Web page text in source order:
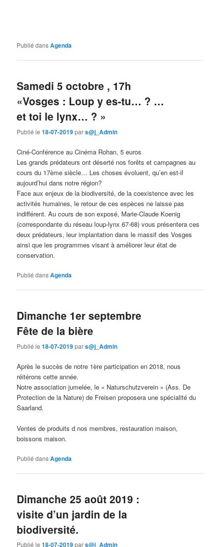
Publié dansAgenda
Samedi 5 octobre , 17h
«Vosges : Loup y es-tu… ? …
et toi le lynx… ? »
Publié le18-07-2019pars@j_Admin
Ciné-Conférence au Cinéma Rohan, 5 euros
Les grands prédateurs ont déserté nos forêts et campagnes au
cours du 17ème siècle… Les choses évoluent, qu’en est-il
aujourd’hui dans notre région?
Face aux enjeux de la biodiversité, de la coexistence avec les
activités humaines, le retour de ces espèces ne laisse pas
indifférent. Au cours de son exposé, Marie-Claude Koenig
(correspondante du réseau loup-lynx 67-68) vous présentera ces
deux prédateurs, leur implantation dans le massif des Vosges
ainsi que les programmes visant à améliorer leur état de
conservation.
Publié dansAgenda
Dimanche 1er septembre
Fête de la bière
Publié le18-07-2019pars@j_Admin
Après le succès de notre 1ère participation en 2018, nous
réitérons cette année.
Notre association jumelée, le « Naturschutzverein » (Ass. De
Protection de la Nature) de Freisen proposera une spécialité du
Saarland.
Ventes de produits d nos membres, restauration maison,
boissons maison.
Publié dansAgenda
Dimanche 25 août 2019 :
visite d’un jardin de la
biodiversité.
Publié le18-07-2019pars@j_Admin